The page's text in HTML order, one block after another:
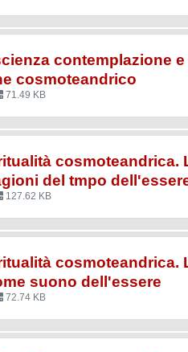
contemplazione
cosmoteandrico
71.49 KB
cosmoteandrica.
del tmpo
127.62 KB
cosmoteandrica.
suono dell'essere
72.74 KB